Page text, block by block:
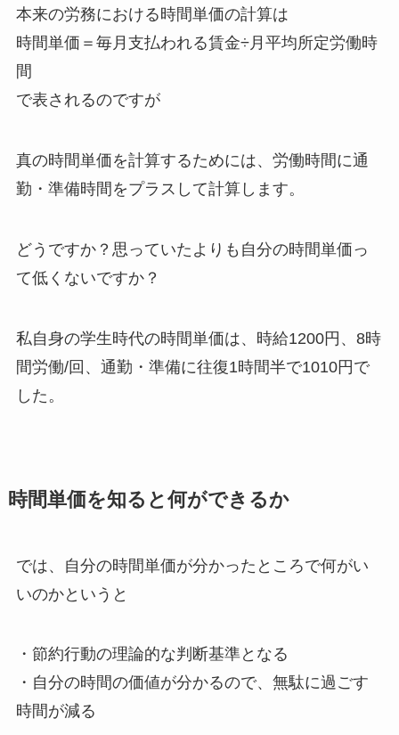
本来の労務における時間単価の計算は
時間単価＝毎月支払われる賃金÷月平均所定労働時
間
で表されるのですが
真の時間単価を計算するためには、労働時間に通
勤・準備時間をプラスして計算します。
どうですか？思っていたよりも自分の時間単価っ
て低くないですか？
私自身の学生時代の時間単価は、時給1200円、8時
間労働/回、通勤・準備に往復1時間半で1010円で
した。
時間単価を知ると何ができるか
では、自分の時間単価が分かったところで何がい
いのかというと
・節約行動の理論的な判断基準となる
・自分の時間の価値が分かるので、無駄に過ごす
時間が減る